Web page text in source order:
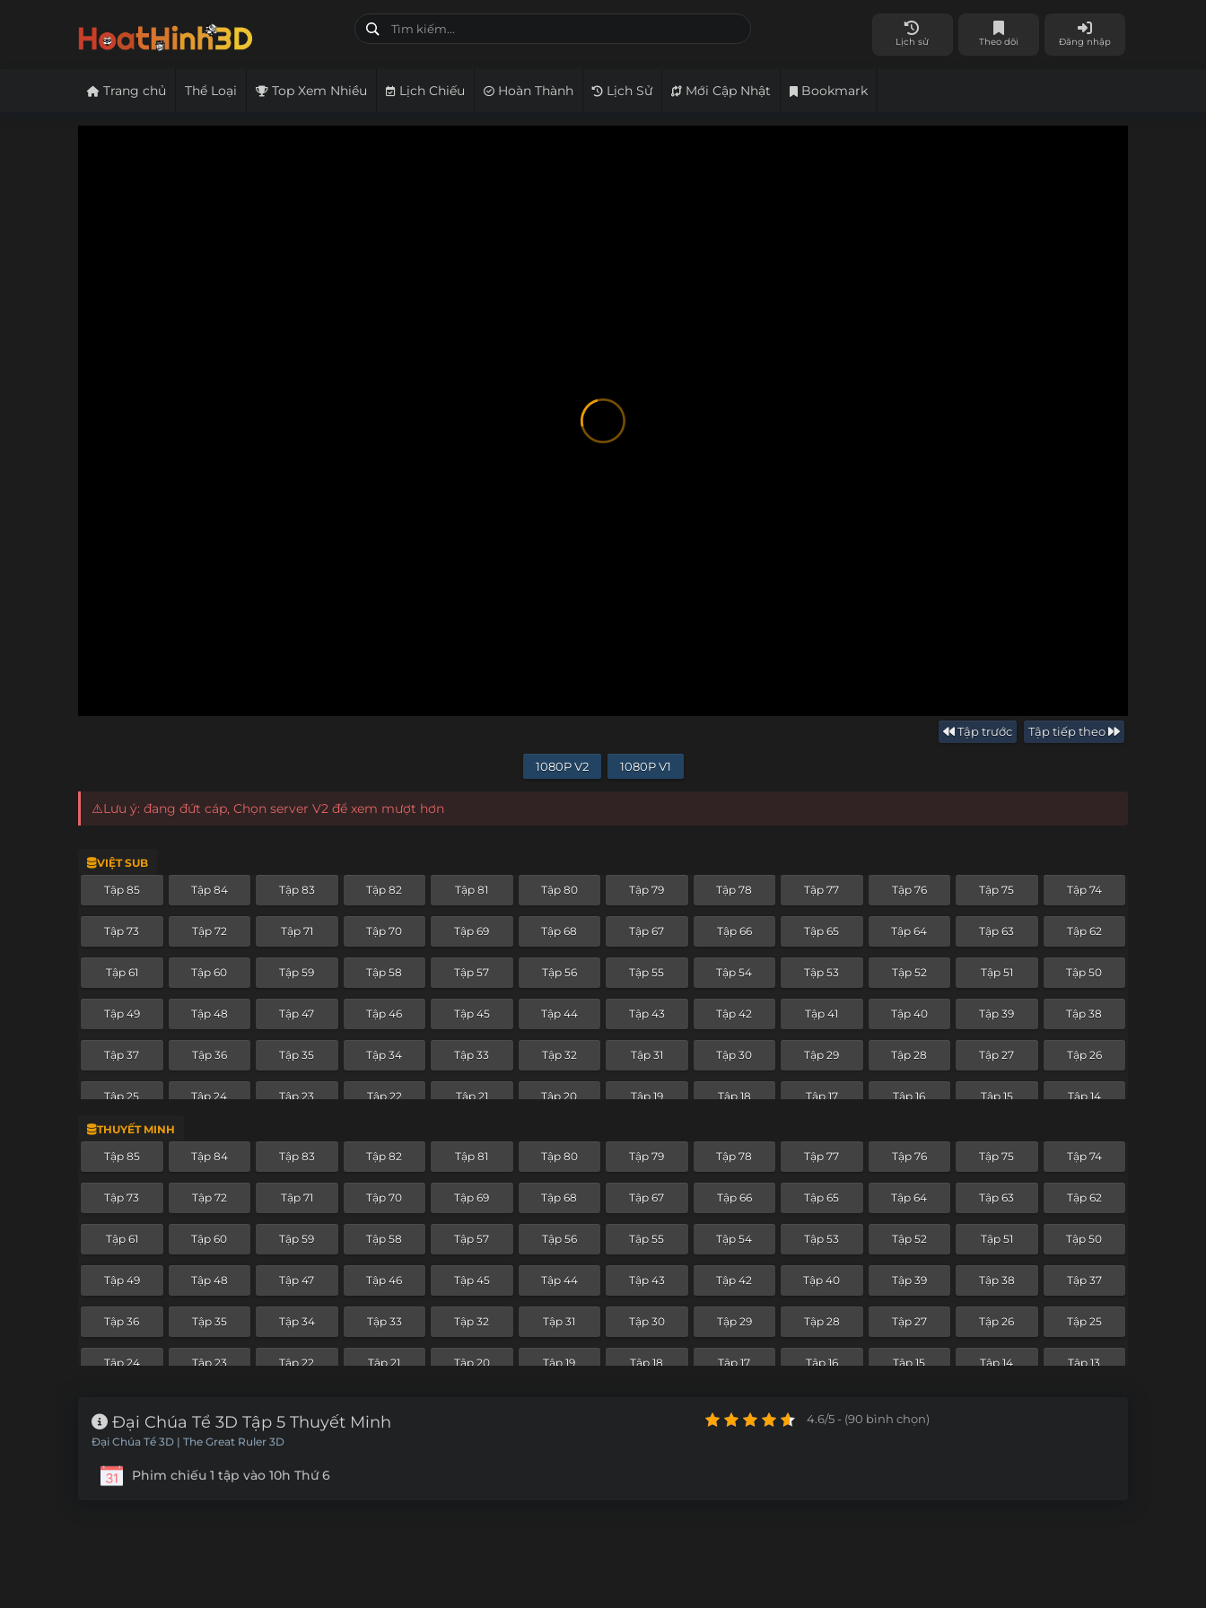
Lịch sử Theo dõi Đăng nhập
Trang chủ Thể Loại Top Xem Nhiều Lịch Chiếu Hoàn Thành Lịch Sử Mới Cập Nhật Bookmark
Tập trước Tập tiếp theo
1080P V2 1080P V1
⚠️Lưu ý: đang đứt cáp, Chọn server V2 để xem mượt hơn
VIỆT SUB
Tập 85 Tập 84 Tập 83 Tập 82 Tập 81 Tập 80 Tập 79 Tập 78 Tập 77 Tập 76 Tập 75 Tập 74
Tập 73 Tập 72 Tập 71 Tập 70 Tập 69 Tập 68 Tập 67 Tập 66 Tập 65 Tập 64 Tập 63 Tập 62
Tập 61 Tập 60 Tập 59 Tập 58 Tập 57 Tập 56 Tập 55 Tập 54 Tập 53 Tập 52 Tập 51 Tập 50
Tập 49 Tập 48 Tập 47 Tập 46 Tập 45 Tập 44 Tập 43 Tập 42 Tập 41 Tập 40 Tập 39 Tập 38
Tập 37 Tập 36 Tập 35 Tập 34 Tập 33 Tập 32 Tập 31 Tập 30 Tập 29 Tập 28 Tập 27 Tập 26
Tập 25 Tập 24 Tập 23 Tập 22 Tập 21 Tập 20 Tập 19 Tập 18 Tập 17 Tập 16 Tập 15 Tập 14
Tập 13
THUYẾT MINH
Tập 85 Tập 84 Tập 83 Tập 82 Tập 81 Tập 80 Tập 79 Tập 78 Tập 77 Tập 76 Tập 75 Tập 74
Tập 73 Tập 72 Tập 71 Tập 70 Tập 69 Tập 68 Tập 67 Tập 66 Tập 65 Tập 64 Tập 63 Tập 62
Tập 61 Tập 60 Tập 59 Tập 58 Tập 57 Tập 56 Tập 55 Tập 54 Tập 53 Tập 52 Tập 51 Tập 50
Tập 49 Tập 48 Tập 47 Tập 46 Tập 45 Tập 44 Tập 43 Tập 42 Tập 40 Tập 39 Tập 38 Tập 37
Tập 36 Tập 35 Tập 34 Tập 33 Tập 32 Tập 31 Tập 30 Tập 29 Tập 28 Tập 27 Tập 26 Tập 25
Tập 24 Tập 23 Tập 22 Tập 21 Tập 20 Tập 19 Tập 18 Tập 17 Tập 16 Tập 15 Tập 14 Tập 13
Đại Chúa Tể 3D Tập 5 Thuyết Minh
Đại Chúa Tể 3D | The Great Ruler 3D
Phim chiếu 1 tập vào 10h Thứ 6
4.6/5 - (90 bình chọn)